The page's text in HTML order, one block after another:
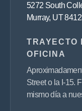
5272 South
Murray, UT
TRAYECTO
OFICINA
Street o la I-15.
mismo día a